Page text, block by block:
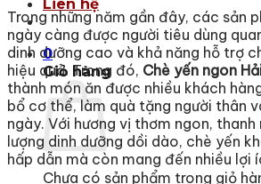
Liên hệ
0
Giỏ hàng
Chưa có sản phẩm trong giỏ
Trong những năm gần đây, các sản
ngày càng được người tiêu dùng
dinh dưỡng cao và khả năng hỗ trợ
hiệu quả. Trong đó, Chè yến ngon
thành món ăn được nhiều khách
bổ cơ thể, làm quà tặng người thân
ngày. Với hương vị thơm ngon,
lượng dinh dưỡng dồi dào, chè yến
hấp dẫn mà còn mang đến nhiều lợi